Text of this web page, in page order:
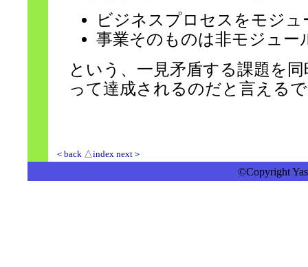
ビジネスプロセスをモジ
事業そのものは非モジュー
という、一見矛盾する課題を
って達成されるのだと言える
＜back △index next＞
©Copyright